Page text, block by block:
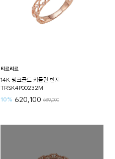
티르리르
14K 핑크골드 키틀린 반지
TRSK4P00232M
10% 620,100 689,000